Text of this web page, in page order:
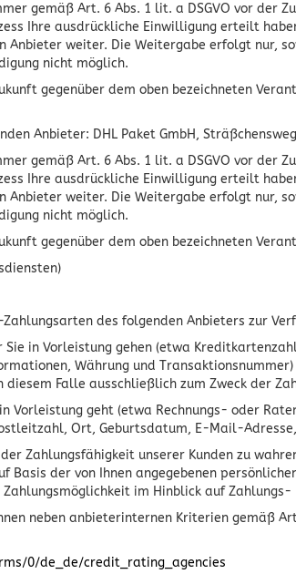
gemäß Art. 6 Abs. 1 lit. a DSGVO vor der
Ihre ausdrückliche Einwilligung erteilt
Anbieter weiter. Die Weitergabe erfolgt
nicht möglich.
gegenüber dem oben bezeichneten
Anbieter: DHL Paket GmbH,
gemäß Art. 6 Abs. 1 lit. a DSGVO vor der
Ihre ausdrückliche Einwilligung erteilt
Anbieter weiter. Die Weitergabe erfolgt
nicht möglich.
gegenüber dem oben bezeichneten
des folgenden Anbieters zur
in Vorleistung gehen (etwa
Währung und
Falle ausschließlich zum Zweck der
Vorleistung geht (etwa Rechnungs- oder
Ort, Geburtsdatum, E-Mail-
Zahlungsfähigkeit unserer Kunden zu
der von Ihnen angegebenen
im Hinblick auf
neben anbieterinternen Kriterien gemäß
/0/de_de/credit_rating_agencies